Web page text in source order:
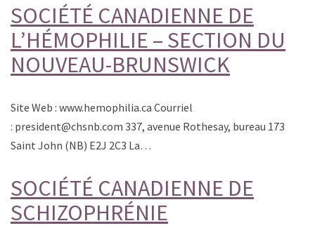
SOCIÉTÉ CANADIENNE DE
L’HÉMOPHILIE – SECTION DU
NOUVEAU-BRUNSWICK
Site Web : www.hemophilia.ca Courriel
: president@chsnb.com 337, avenue Rothesay, bureau 173
Saint John (NB) E2J 2C3 La…
SOCIÉTÉ CANADIENNE DE
SCHIZOPHRÉNIE